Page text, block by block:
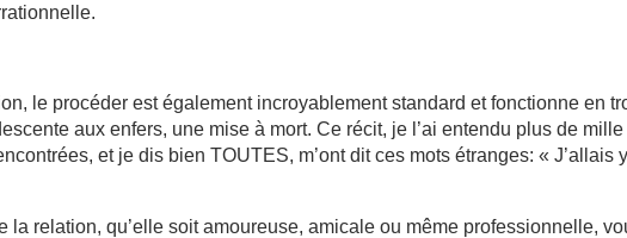
le procéder est également incroyablement standard et fonctionne en
aux enfers, une mise à mort. Ce récit, je l’ai entendu plus de mille
et je dis bien TOUTES, m’ont dit ces mots étranges: « J’allais y
la relation, qu’elle soit amoureuse, amicale ou même professionnelle,